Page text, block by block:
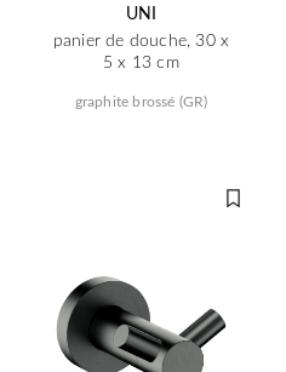
UNI
panier de douche, 30 x
5 x 13 cm
graphite brossé (GR)